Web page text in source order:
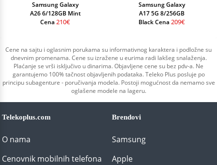
Samsung Galaxy
A26 6/128GB Mint
Cena 210€
Samsung Galaxy
A17 5G 8/256GB
Black Cena 209€
Cene na sajtu i oglasnim porukama su informativnog karaktera i podložne su
dnevnim promenama. Cene su izražene u eurima radi lakšeg snalaženja.
Plaćanje se vrši isključivo u dinarima. Objavljene cene su bez pdv-a. Ne
garantujemo 100% tačnost objavljenih podataka. Teleko Plus posluje po
principu subagenture - poručivanja modela. Postoji mogućnost da nemamo sve
oglašene modele na lageru.
Telekoplus.com
O nama
Cenovnik mobilnih telefona
Brendovi
Samsung
Apple